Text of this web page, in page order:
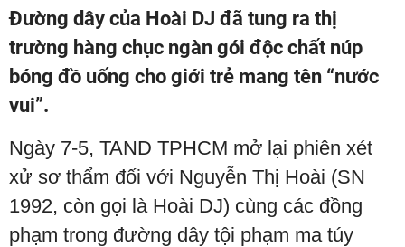
Đường dây của Hoài DJ đã tung ra thị
trường hàng chục ngàn gói độc chất núp
bóng đồ uống cho giới trẻ mang tên “nước
vui”.
Ngày 7-5, TAND TPHCM mở lại phiên xét
xử sơ thẩm đối với Nguyễn Thị Hoài (SN
1992, còn gọi là Hoài DJ) cùng các đồng
phạm trong đường dây tội phạm ma túy